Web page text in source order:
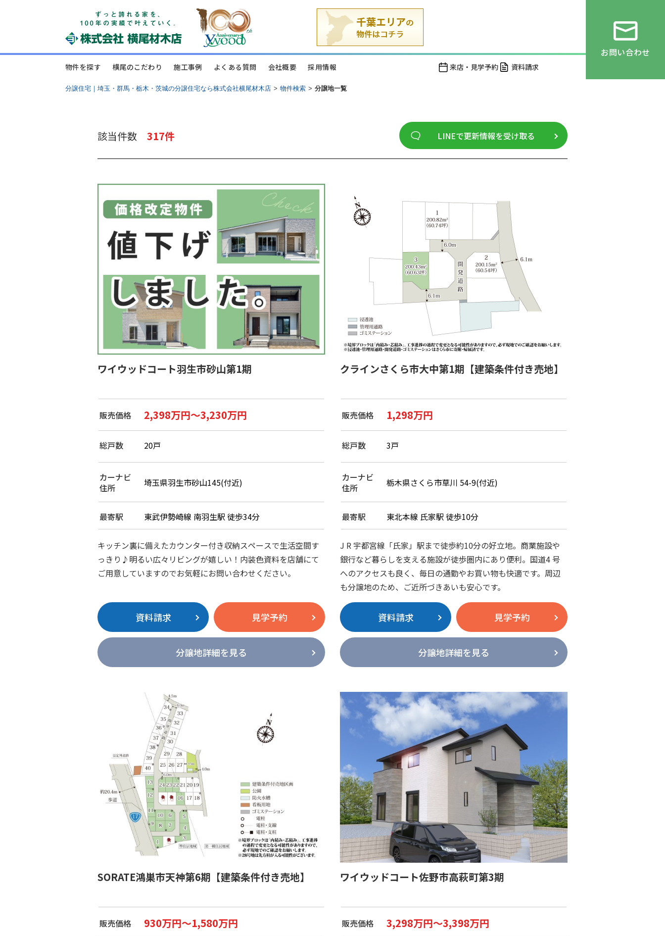
物件を探す 横尾のこだわり 施工事例 よくある質問 会社概要 採用情報 来店・見学予約 資料請求
お問い合わせ
分譲住宅｜埼玉・群馬・栃木・茨城の分譲住宅なら株式会社横尾材木店 > 物件検索 > 分譲地一覧
該当件数 317件 LINEで更新情報を受け取る
ワイウッドコート羽生市砂山第1期
販売価格 2,398万円～3,230万円
総戸数 20戸
カーナビ
住所
埼玉県羽生市砂山145(付近)
最寄駅 東武伊勢崎線 南羽生駅 徒歩34分
キッチン裏に備えたカウンター付き収納スペースで生活空間す
っきり♪明るい広々リビングが嬉しい！内装色資料を店舗にて
ご用意していますのでお気軽にお問い合わせください。
資料請求 見学予約
分譲地詳細を見る
クラインさくら市大中第1期【建築条件付き売地】
販売価格 1,298万円
総戸数 3戸
カーナビ
住所
栃木県さくら市草川 54-9(付近)
最寄駅 東北本線 氏家駅 徒歩10分
J R 宇都宮線「氏家」駅まで徒歩約10分の好立地。商業施設や
銀行など暮らしを支える施設が徒歩圏内にあり便利。国道4 号
へのアクセスも良く、毎日の通勤やお買い物も快適です。周辺
も分譲地のため、ご近所づきあいも安心です。
資料請求 見学予約
分譲地詳細を見る
SORATE鴻巣市天神第6期【建築条件付き売地】
販売価格 930万円～1,580万円
ワイウッドコート佐野市高萩町第3期
販売価格 3,298万円～3,398万円